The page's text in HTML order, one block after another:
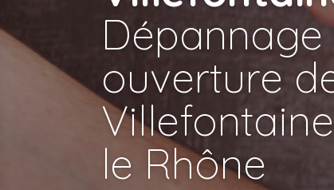
Dépannage
ouverture
le Rhône